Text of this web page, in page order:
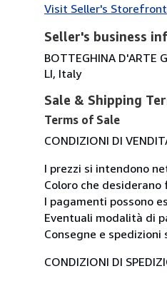
Visit Seller's Storefront
Seller's business
BOTTEGHINA D'ARTE
LI, Italy
Sale & Shipping
Terms of Sale
CONDIZIONI DI
I prezzi si intendono
Coloro che
I pagamenti possono
Eventuali modalità di
Consegne e
CONDIZIONI DI